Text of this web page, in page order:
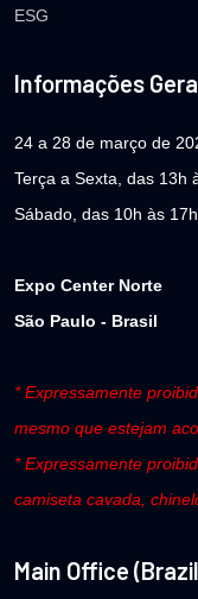
ESG
Informações
24 a 28 de março de
Terça a Sexta, das 13h
Sábado, das 10h às 17h
Expo Center Norte
São Paulo - Brasil
* Expressamente
mesmo que estejam
* Expressamente
camiseta cavada,
Main Office